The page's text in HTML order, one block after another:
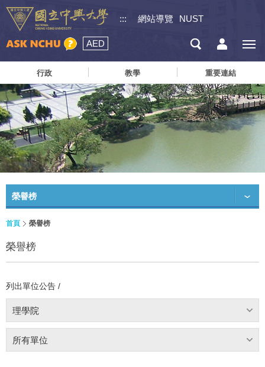
::: 網站導覽 NUST
AED
行政 教學 重要連結
榮譽榜
首頁 榮譽榜
榮譽榜
列出單位公告 /
理學院
所有單位